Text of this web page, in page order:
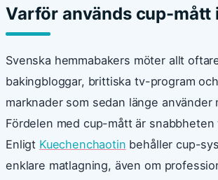
Varför används cup-mått
Svenska hemmabakers möter allt
bakingbloggar, brittiska tv-program
marknader som sedan länge använder
Fördelen med cup-mått är
Enligt Kuechenchaotin behåller cup-
enklare matlagning, även om